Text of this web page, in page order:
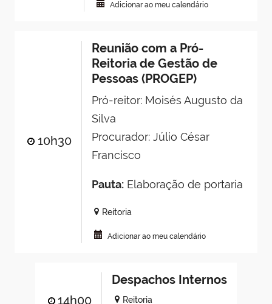
Adicionar ao meu calendário
10h30
Reunião com a Pró-
Reitoria de Gestão de
Pessoas (PROGEP)
Pró-reitor: Moisés Augusto da
Silva
Procurador: Júlio César
Francisco
Pauta:Elaboração de portaria
Reitoria
Adicionar ao meu calendário
14h00
Despachos Internos
Reitoria